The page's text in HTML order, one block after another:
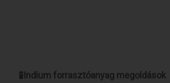
🧪Indium forrasztóanyag megoldások